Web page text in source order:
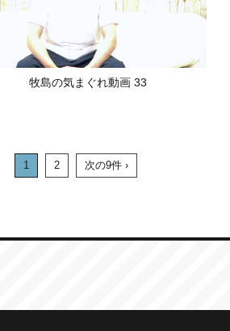
牧島の気まぐれ動画 33
1 2 次の9件 ›